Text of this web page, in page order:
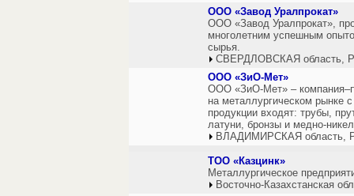
ООО «Завод Уралпрокат»
ООО «Завод Уралпрокат»,
многолетним успешным
сырья.
СВЕРДЛОВСКАЯ область,
ООО «ЗиО-Мет»
ООО «ЗиО-Мет» –
на металлургическом рынке
продукции входят: трубы,
латуни, бронзы и медно-
ВЛАДИМИРСКАЯ область,
ТОО «Казцинк»
Металлургическое
Восточно-Казахстанская